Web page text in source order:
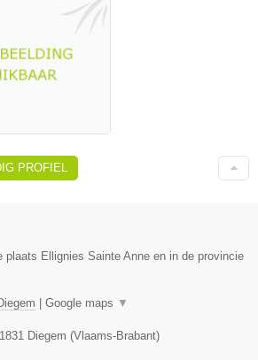
PROFIEL
plaats Ellignies Sainte Anne en in de provincie
Google maps ▼
1831 Diegem (Vlaams-Brabant)